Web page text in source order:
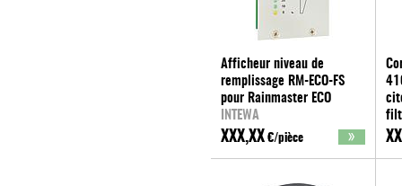
Afficheur niveau de
remplissage RM-ECO-FS
pour Rainmaster ECO
INTEWA
XXX,XX €/pièce